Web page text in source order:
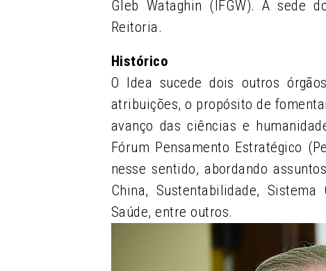
Gleb Wataghin (IFGW). A sede
Reitoria.
Histórico
O Idea sucede dois outros
atribuições, o propósito de
avanço das ciências e
Fórum Pensamento Estratégico
nesse sentido, abordando
China, Sustentabilidade,
Saúde, entre outros.